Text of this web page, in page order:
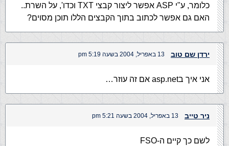
כלומר, ע"י ASP אפשר ליצור קבצי TXT וכדו', על השרת..
האם גם אפשר לכתוב בתוך הקבצים הללו תוכן מסוים?
ירדן שם טוב 13 באפריל, 2004 בשעה 5:19 pm
אני איך בasp.net אם זה עוזר…
ניר טייב 13 באפריל, 2004 בשעה 5:21 pm
לשם כך קיים ה-FSO